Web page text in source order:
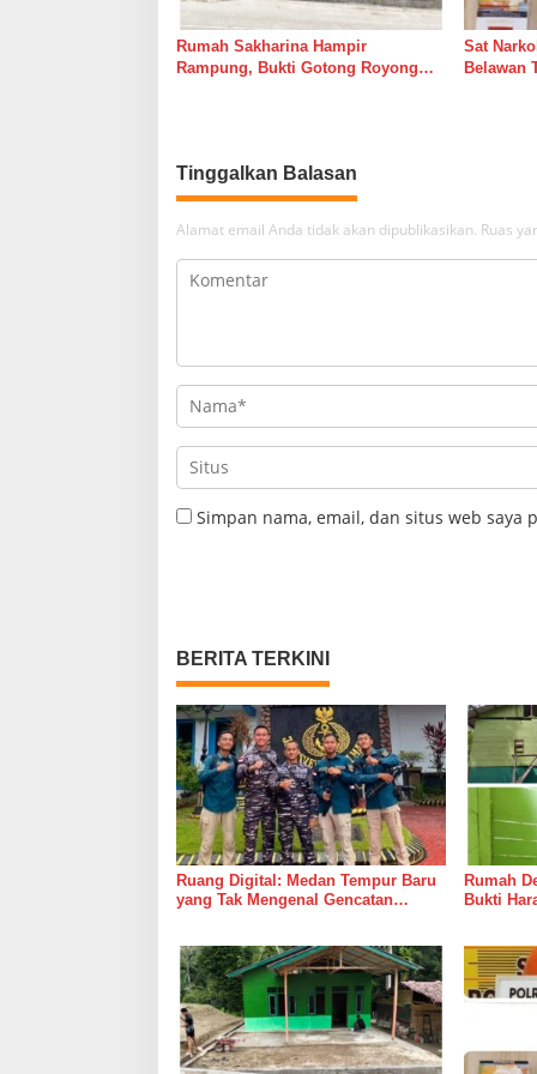
Rumah Sakharina Hampir
Rampung, Bukti Gotong Royong
Sat
Belawan
Tinggalkan Balasan
Alamat email Anda tidak akan dipublikasikan. Ruas
Simpan nama, email, dan situs web
BERITA TERKINI
Ruang Digital: Medan Tempur Baru
yang Tak Mengenal Gencatan
Rumah
Bukti